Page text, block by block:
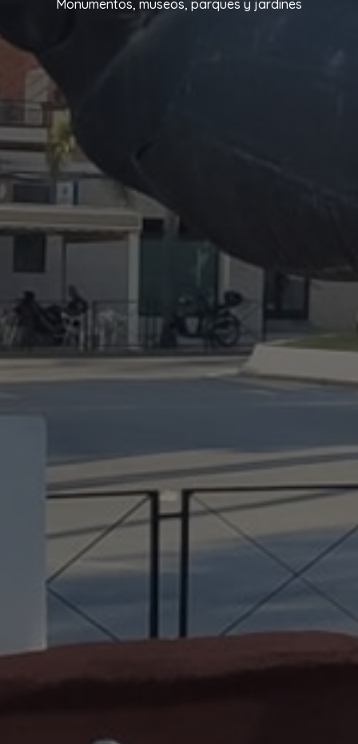
Monumentos, museos, parques y jardines